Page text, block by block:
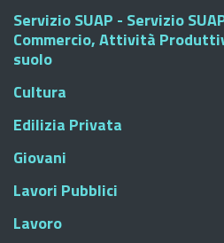
Servizio SUAP - Servizio
Commercio, Attività
suolo
Cultura
Edilizia Privata
Giovani
Lavori Pubblici
Lavoro